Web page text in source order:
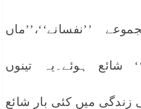
’’نفسانے‘‘،’’ماں
شائع ہوئے۔یہ تینوں
زندگی میں کئی بار شائع